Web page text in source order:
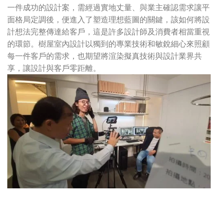
一件成功的設計案，需經過實地丈量、與業主確認需求讓平
面格局定調後，便進入了塑造理想藍圖的關鍵，該如何將設
計想法完整傳達給客戶，這是許多設計師及消費者相當重視
的環節。樹屋室內設計以獨到的專業技術和敏銳細心來照顧
每一件客戶的需求，也期望將渲染擬真技術與設計業界共
享，讓設計與客戶零距離。